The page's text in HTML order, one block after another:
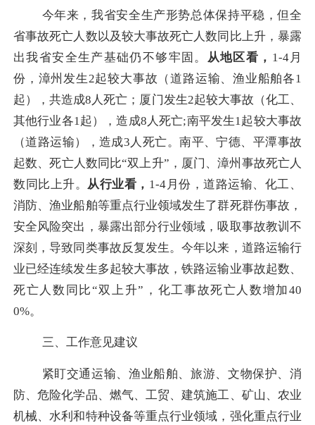
今年来，我省安全生产形势总体保持平稳，但全
省事故死亡人数以及较大事故死亡人数同比上升，暴露
出我省安全生产基础仍不够牢固。 从地区看， 1-4月
份，漳州发生2起较大事故（道路运输、渔业船舶各1
起），共造成8人死亡；厦门发生2起较大事故（化工、
其他行业各1起），造成8人死亡;南平发生1起较大事故
（道路运输），造成3人死亡。南平、宁德、平潭事故
起数、死亡人数同比“双上升”，厦门、漳州事故死亡人
数同比上升。 从行业看， 1-4月份，道路运输、化工、
消防、渔业船舶等重点行业领域发生了群死群伤事故，
安全风险突出，暴露出部分行业领域，吸取事故教训不
深刻，导致同类事故反复发生。今年以来，道路运输行
业已经连续发生多起较大事故，铁路运输业事故起数、
死亡人数同比“双上升”，化工事故死亡人数增加40
0%。
三、工作意见建议
紧盯交通运输、渔业船舶、旅游、文物保护、消
防、危险化学品、燃气、工贸、建筑施工、矿山、农业
机械、水利和特种设备等重点行业领域，强化重点行业